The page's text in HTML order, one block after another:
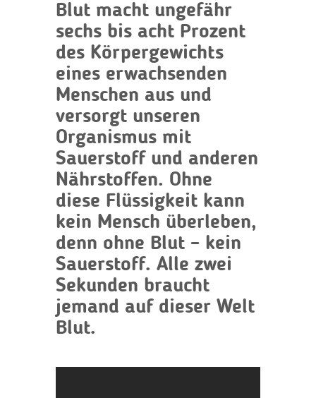
Blut macht ungefähr
sechs bis acht Prozent
des Körpergewichts
eines erwachsenden
Menschen aus und
versorgt unseren
Organismus mit
Sauerstoff und anderen
Nährstoffen. Ohne
diese Flüssigkeit kann
kein Mensch überleben,
denn ohne Blut – kein
Sauerstoff. Alle zwei
Sekunden braucht
jemand auf dieser Welt
Blut.